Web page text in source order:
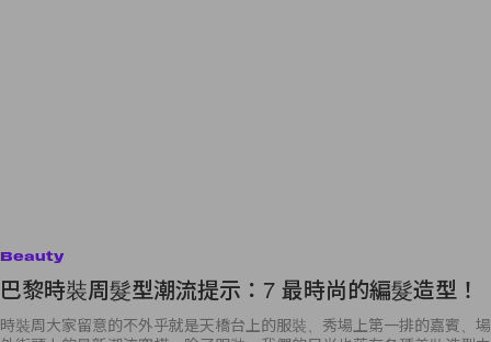
Beauty
巴黎時裝周髮型潮流提示：7 最時尚的編髮造型！
時裝周大家留意的不外乎就是天橋台上的服裝、秀場上第一排的嘉賓、場